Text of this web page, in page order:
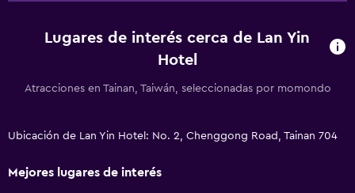
Lugares de interés cerca de Lan Yin
Hotel
Atracciones en Tainan, Taiwán, seleccionadas por momondo
Ubicación de Lan Yin Hotel: No. 2, Chenggong Road, Tainan 704
Mejores lugares de interés